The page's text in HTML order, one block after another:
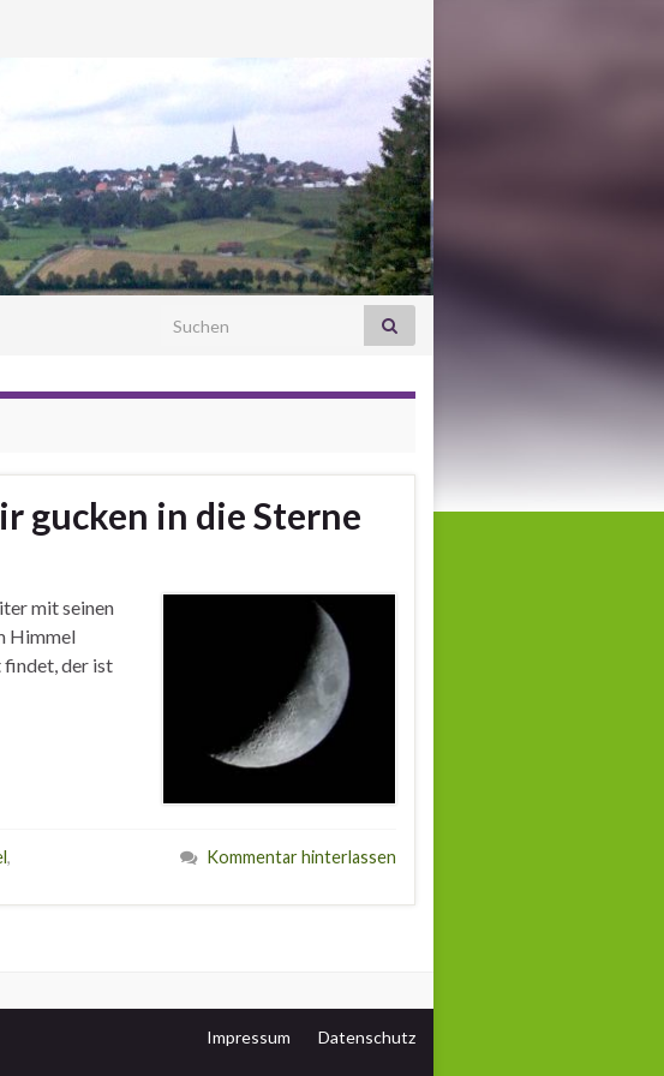
Search for:
gucken in die Sterne
mit seinen
Himmel
findet, der ist
,
Kommentar hinterlassen
Impressum Datenschutz